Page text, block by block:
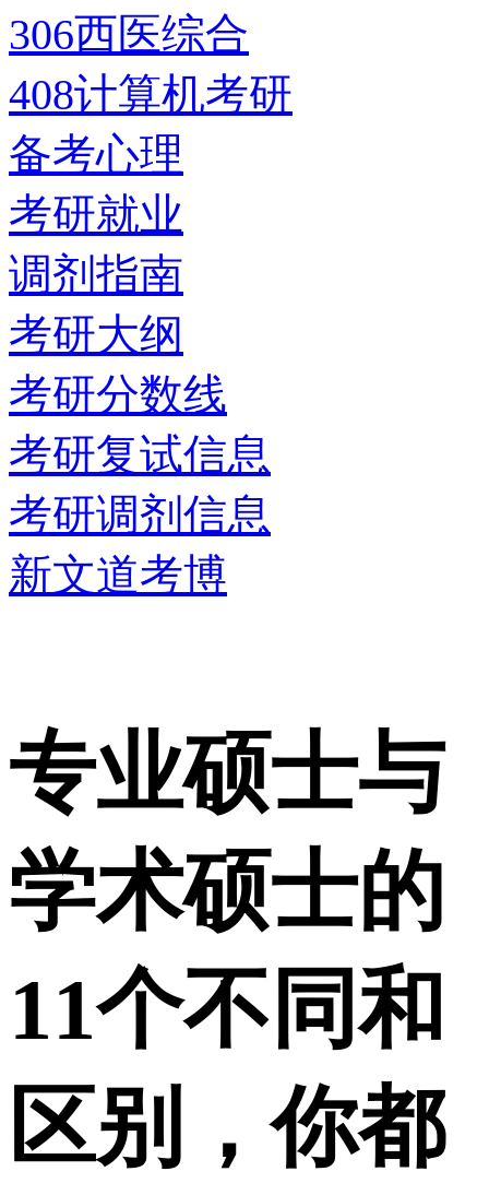
306西医综合
408计算机考研
备考心理
考研就业
调剂指南
考研大纲
考研分数线
考研复试信息
考研调剂信息
新文道考博
专业硕士与
学术硕士的
11个不同和
区别，你都